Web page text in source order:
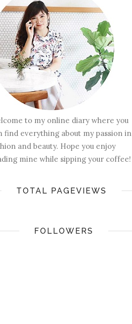
to my online diary where you
find everything about my passion in
and beauty. Hope you enjoy
mine while sipping your coffee!
TOTAL PAGEVIEWS
FOLLOWERS